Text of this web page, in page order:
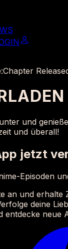
Chapter
und
und überall!
jetzt
Episoden
an und erhalte
deine
entdecke neue